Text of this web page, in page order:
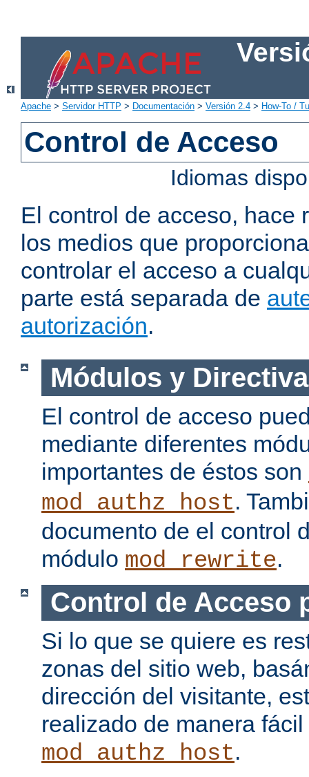
Apache > Servidor HTTP > Documentación > Versión 2.4 > How-To /
Control de Acceso
Idiomas
El control de acceso, hace
los medios que
controlar el acceso a
parte está separada de
autorización.
Módulos y
El control de acceso
mediante diferentes
importantes de éstos son
mod_authz_host.
documento de el control
módulo mod_rewrite.
Control de Acceso
Si lo que se quiere es
zonas del sitio web,
dirección del visitante,
realizado de manera
mod_authz_host.